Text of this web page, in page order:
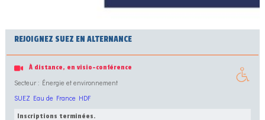
REJOIGNEZ SUEZ EN ALTERNANCE
À distance, en visio-conférence
Secteur : Énergie et environnement
SUEZ Eau de France HDF
Inscriptions terminées.